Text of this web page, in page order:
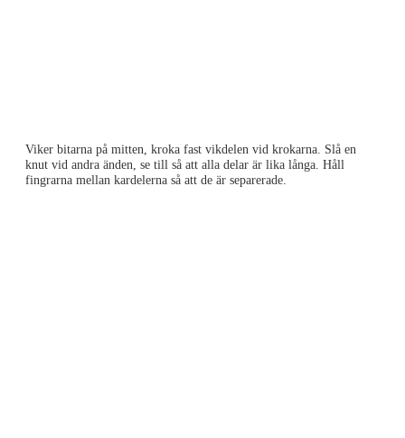
Viker bitarna på mitten, kroka fast vikdelen vid krokarna. Slå en
knut vid andra änden, se till så att alla delar är lika långa. Håll
fingrarna mellan kardelerna så att de är separerade.